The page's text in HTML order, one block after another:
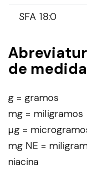
SFA 18:0
de medida
g = gramos
mg = miligramos
µg =
mg NE =
niacina